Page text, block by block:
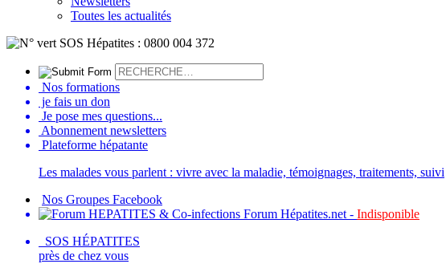
Toutes les actualités
Nos formations
je fais un don
Je pose mes questions...
Abonnement newsletters
Plateforme hépatante
Les malades vous parlent : vivre avec la maladie, témoignages, traitements, suivi
Nos Groupes Facebook
Forum Hépatites.net - Indisponible
SOS HÉPATITES
près de chez vous